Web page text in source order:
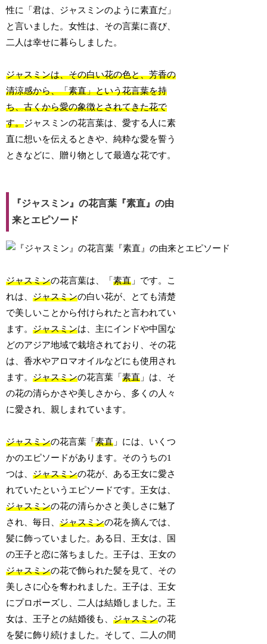
性に「君は、ジャスミンのように素直だ」
と言いました。女性は、その言葉に喜び、
二人は幸せに暮らしました。
ジャスミンは、その白い花の色と、芳香の
清涼感から、「素直」という花言葉を持
ち、古くから愛の象徴とされてきた花で
す。ジャスミンの花言葉は、愛する人に素
直に想いを伝えるときや、純粋な愛を誓う
ときなどに、贈り物として最適な花です。
『ジャスミン』の花言葉『素直』の由
来とエピソード
ジャスミンの花言葉は、「素直 」です。こ
れは、ジャスミンの白い花が、とても清楚
で美しいことから付けられたと言われてい
ます。ジャスミンは、主にインドや中国な
どのアジア地域で栽培されており、その花
は、香水やアロマオイルなどにも使用され
ます。ジャスミンの花言葉「素直 」は、そ
の花の清らかさや美しさから、多くの人々
に愛され、親しまれています。
ジャスミンの花言葉「素直 」には、いくつ
かのエピソードがあります。そのうちの1
つは、ジャスミンの花が、ある王女に愛さ
れていたというエピソードです。王女は、
ジャスミンの花の清らかさと美しさに魅了
され、毎日、ジャスミンの花を摘んでは、
髪に飾っていました。ある日、王女は、国
の王子と恋に落ちました。王子は、王女の
ジャスミンの花で飾られた髪を見て、その
美しさに心を奪われました。王子は、王女
にプロポーズし、二人は結婚しました。王
女は、王子との結婚後も、ジャスミンの花
を髪に飾り続けました。そして、二人の間